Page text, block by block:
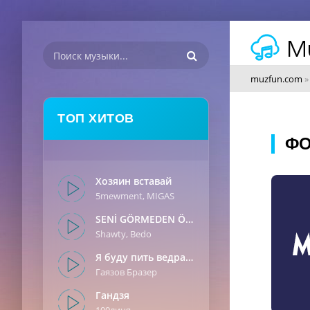
ТОП ХИТОВ
Хозяин вставай
5mewment, MIGAS
SENİ GÖRMEDEN ÖNCE
Shawty, Bedo
Я буду пить ведрами
Гаязов Бразер
Гандзя
muzfun.com »